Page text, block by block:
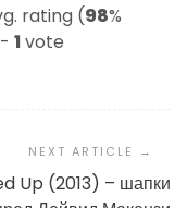
rating (98%
1vote
Up (2013) – шапки